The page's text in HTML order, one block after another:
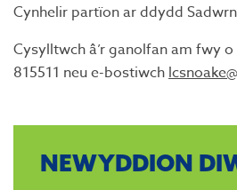
Cynhelir partïon ar ddydd
Cysylltwch â’r ganolfan am fwy
815511 neu e-bostiwch
NEWYDDION